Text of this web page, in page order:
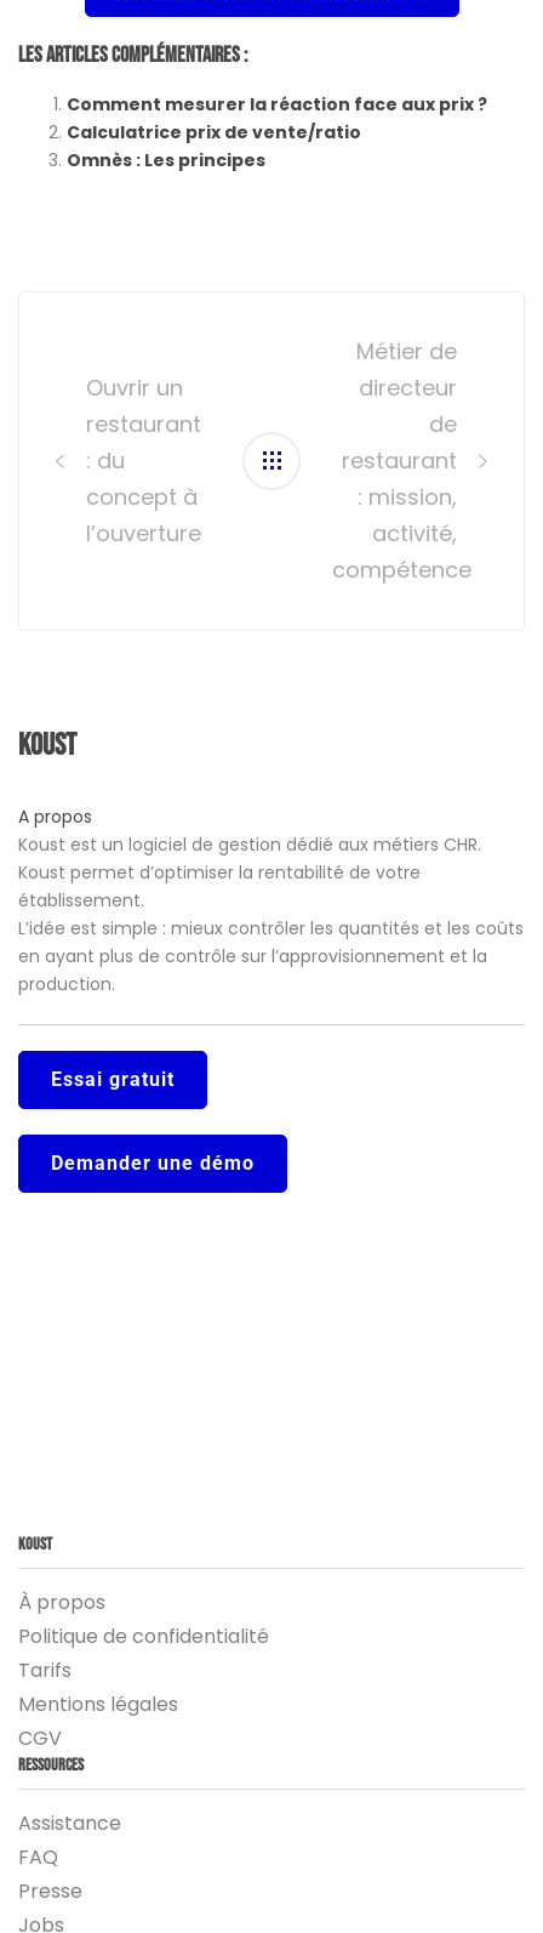
Les Articles Complémentaires :
Comment mesurer la réaction face aux prix ?
Calculatrice prix de vente/ratio
Omnès : Les principes
Ouvrir un
restaurant
: du
concept à
l’ouverture
Métier de
directeur
de
restaurant
: mission,
activité,
compétence
Koust
A propos
Koust est un logiciel de gestion dédié aux métiers CHR.
Koust permet d’optimiser la rentabilité de votre
établissement.
L’idée est simple : mieux contrôler les quantités et les coûts
en ayant plus de contrôle sur l’approvisionnement et la
production.
Essai gratuit
Demander une démo
Koust
À propos
Politique de confidentialité
Tarifs
Mentions légales
CGV
Ressources
Assistance
FAQ
Presse
Jobs